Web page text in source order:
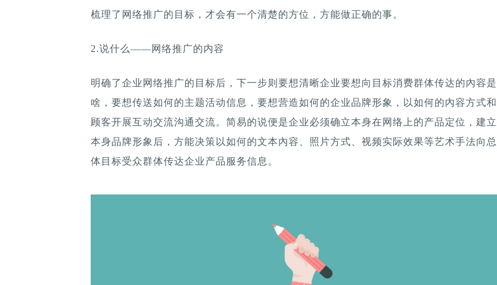
梳理了网络推广的目标，才会有一个清楚的方位，方能做正确的事。
2.说什么——网络推广的内容
明确了企业网络推广的目标后，下一步则要想清晰企业要想向目标消费群体传达的內容是
啥，要想传送如何的主题活动信息，要想营造如何的企业品牌形象，以如何的內容方式和
顾客开展互动交流沟通交流。简易的说便是企业必须确立本身在网络上的产品定位，建立
本身品牌形象后，方能决策以如何的文本內容、照片方式、视频实际效果等艺术手法向总
体目标受众群体传达企业产品服务信息。